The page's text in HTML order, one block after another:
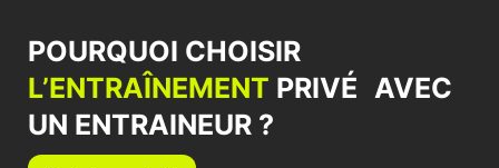
POURQUOI CHOISIR
L’ENTRAÎNEMENT PRIVÉ AVEC
UN ENTRAINEUR ?